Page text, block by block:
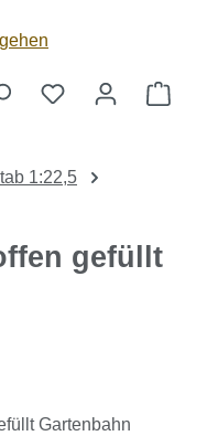
1:22,5
gefüllt